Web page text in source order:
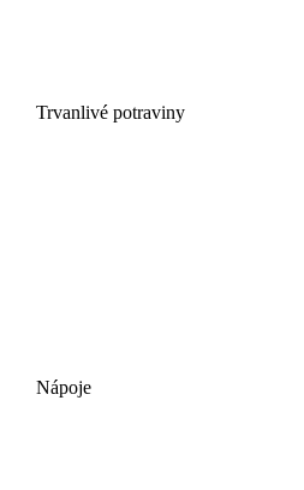
Trvanlivé potraviny
Nápoje